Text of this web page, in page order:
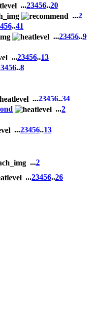
...23456..20
...2
456..41
...23456..9
...23456..13
3456..8
...23456..34
...2
...23456..13
...2
...23456..26